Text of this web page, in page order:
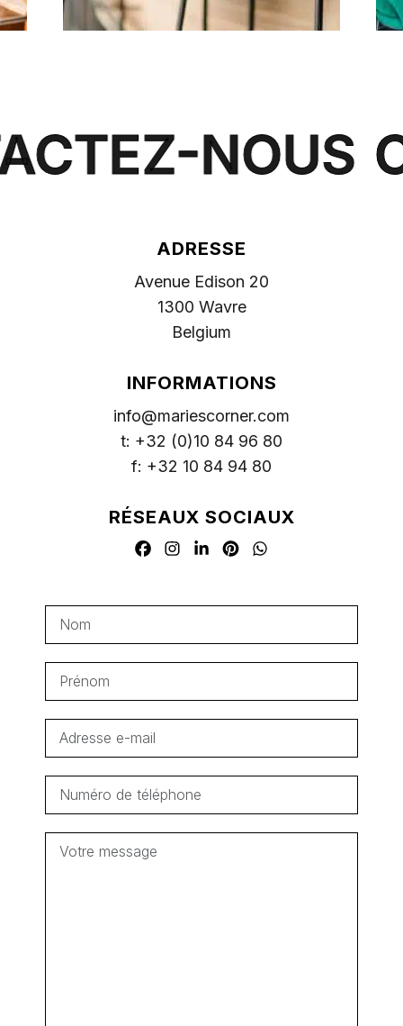
NOUS
ADRESSE
Avenue Edison 20
1300 Wavre
Belgium
INFORMATIONS
info@mariescorner.com
t: +32 (0)10 84 96 80
f: +32 10 84 94 80
RÉSEAUX SOCIAUX